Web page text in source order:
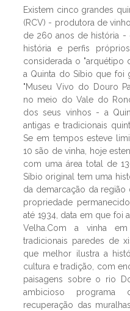
Existem cinco grandes
(RCV) - produtora de
de 260 anos de história -
história e perfis
considerada o "arquétipo
a Quinta do Síbio que foi
"Museu Vivo do Douro
no meio do Vale do
dos seus vinhos - a
antigas e tradicionais
Se em tempos esteve
10 são de vinha, hoje
com uma área total de
Síbio original tem uma
da demarcação da
propriedade
até 1934, data em que foi
Velha.Com a vinha
tradicionais paredes de
que melhor ilustra a
cultura e tradição, com
paisagens sobre o rio
ambicioso programa
recuperação das